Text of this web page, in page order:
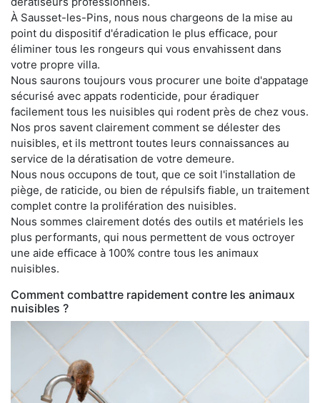
À Sausset-les-Pins, nous nous chargeons de la mise au
point du dispositif d'éradication le plus efficace, pour
éliminer tous les rongeurs qui vous envahissent dans
votre propre villa.
Nous saurons toujours vous procurer une boite d'appatage
sécurisé avec appats rodenticide, pour éradiquer
facilement tous les nuisibles qui rodent près de chez vous.
Nos pros savent clairement comment se délester des
nuisibles, et ils mettront toutes leurs connaissances au
service de la dératisation de votre demeure.
Nous nous occupons de tout, que ce soit l'installation de
piège, de raticide, ou bien de répulsifs fiable, un traitement
complet contre la prolifération des nuisibles.
Nous sommes clairement dotés des outils et matériels les
plus performants, qui nous permettent de vous octroyer
une aide efficace à 100% contre tous les animaux
nuisibles.
Comment combattre rapidement contre les animaux
nuisibles ?